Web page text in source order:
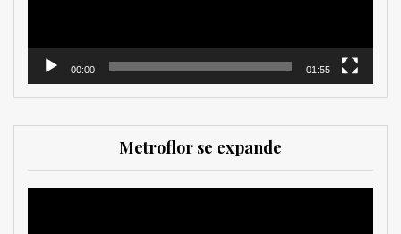
00:00 01:55
Metroflor se expande